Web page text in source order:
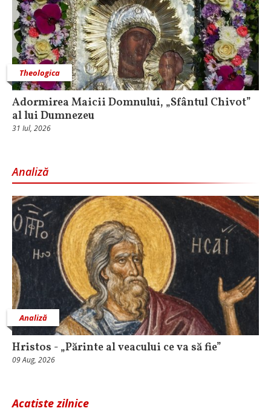
Theologica
Adormirea Maicii Domnului, „Sfântul Chivot”
al lui Dumnezeu
31 Iul, 2026
Analiză
Analiză
Hristos - „Părinte al veacului ce va să fie”
09 Aug, 2026
Acatiste zilnice